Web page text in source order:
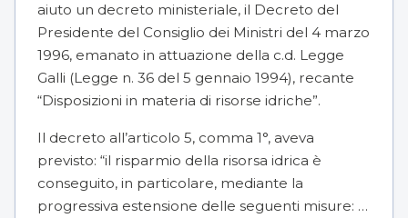
aiuto un decreto ministeriale, il Decreto del
Presidente del Consiglio dei Ministri del 4 marzo
1996, emanato in attuazione della c.d. Legge
Galli (Legge n. 36 del 5 gennaio 1994), recante
“Disposizioni in materia di risorse idriche”.
Il decreto all’articolo 5, comma 1°, aveva
previsto: “il risparmio della risorsa idrica è
conseguito, in particolare, mediante la
progressiva estensione delle seguenti misure: …